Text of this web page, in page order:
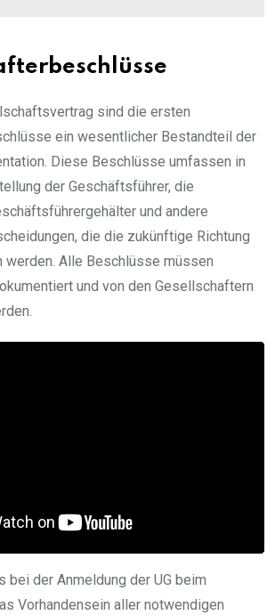
sind die ersten
ein wesentlicher Bestandteil der
Diese Beschlüsse umfassen in
der Geschäftsführer, die
und andere
die die zukünftige Richtung
werden. Alle Beschlüsse müssen
und von den Gesellschaftern
bei der Anmeldung der UG beim
Vorhandensein aller notwendigen